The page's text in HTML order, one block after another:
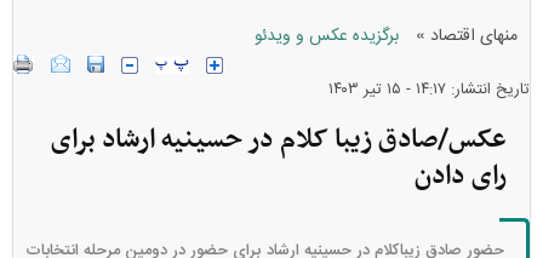
منهای اقتصاد » برگزیده عکس و ویدئو
تاریخ انتشار: ۱۴:۱۷ - ۱۵ تير ۱۴۰۳
عکس/صادق زیبا کلام در حسینیه ارشاد برای
رای دادن
حضور صادق زیباکلام در حسینیه ارشاد برای حضور در دومین مرحله انتخابات